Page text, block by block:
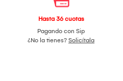
Hasta 36 cuotas
Pagando con Sip
¿No la tienes? Solicítala